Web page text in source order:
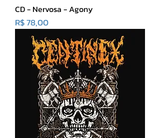
CD - Nervosa - Agony
Preço
R$ 78,00